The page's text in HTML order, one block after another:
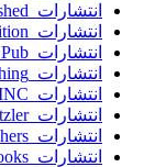
انتشارات Independently published
انتشارات ITGP; Two edition
انتشارات Iwa Pub
انتشارات IWA Publishing
انتشارات J ROSS PUB INC
انتشارات J.B. Metzler
انتشارات JP Medical Publishers
انتشارات Katherine Tegen Books